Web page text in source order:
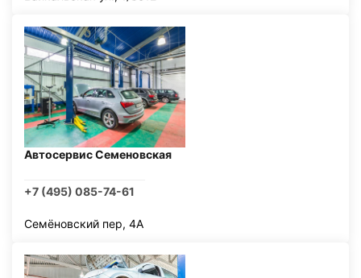
Автосервис Семеновская
+7 (495) 085-74-61
Семёновский пер, 4А